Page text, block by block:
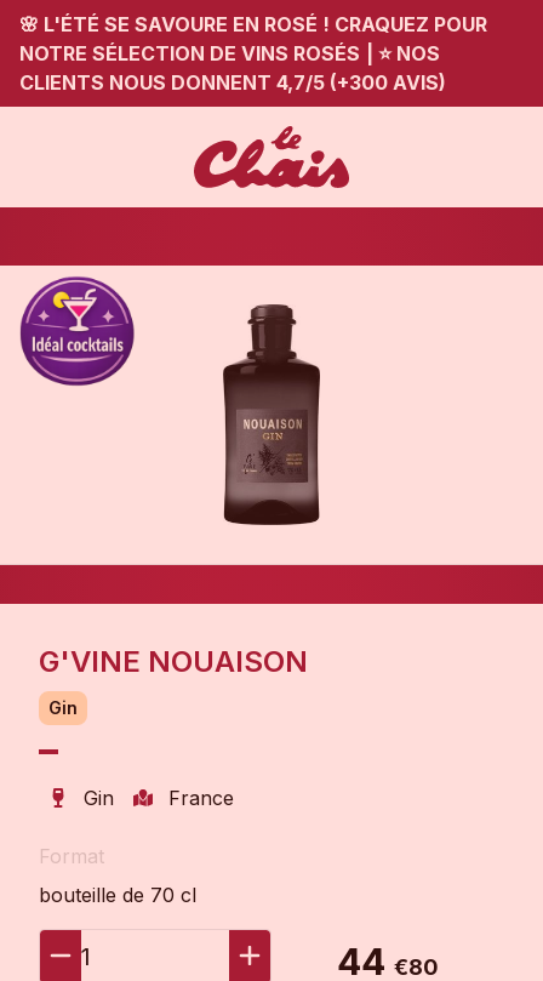
🌸 L'ÉTÉ SE SAVOURE EN ROSÉ ! CRAQUEZ POUR
NOTRE SÉLECTION DE VINS ROSÉS
⭐ NOS
CLIENTS NOUS DONNENT 4,7/5 (+300 AVIS)
G'VINE NOUAISON
Gin
Gin France
Format
bouteille de 70 cl
1 44 €80